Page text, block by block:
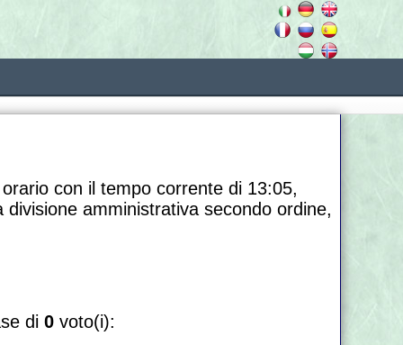
con il tempo corrente di 13:05,
amministrativa secondo ordine,
di0 voto(i):